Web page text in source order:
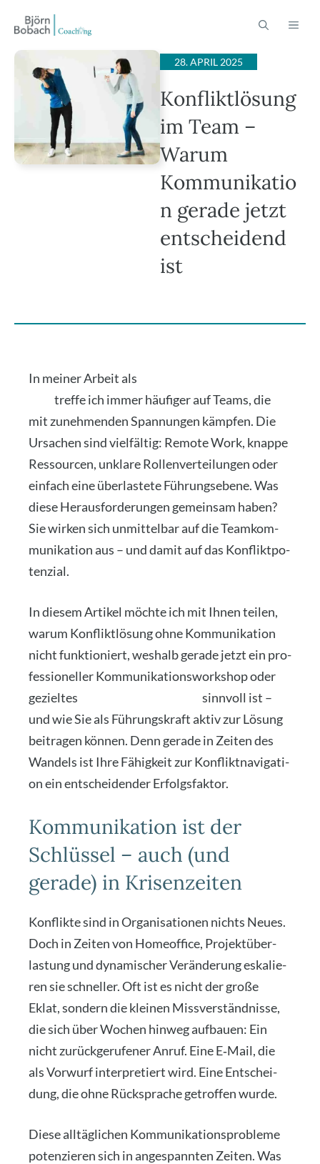
Inhalt
springen
28. APRIL 2025
Konfliktlösung
im Team –
Warum
Kommunikatio
n gerade jetzt
entscheidend
ist
In mei­ner Arbeit als
tref­fe ich immer häu­fi­ger auf Teams, die
mit zuneh­men­den Span­nun­gen kämp­fen. Die
Ursa­chen sind viel­fäl­tig: Remo­te Work, knap­pe
Res­sour­cen, unkla­re Rol­len­ver­tei­lun­gen oder
ein­fach eine über­las­te­te Füh­rungs­ebe­ne. Was
die­se Her­aus­for­de­run­gen gemein­sam haben?
Sie wir­ken sich unmit­tel­bar auf die Team­kom­
mu­ni­ka­ti­on aus – und damit auf das Kon­flikt­po­
ten­zi­al.
In die­sem Arti­kel möch­te ich mit Ihnen tei­len,
war­um Kon­flikt­lö­sung ohne Kom­mu­ni­ka­ti­on
nicht funk­tio­niert, wes­halb gera­de jetzt ein pro­
fes­sio­nel­ler Kom­mu­ni­ka­ti­ons­work­shop oder
geziel­tes
sinn­voll ist –
und wie Sie als Füh­rungs­kraft aktiv zur Lösung
bei­tra­gen kön­nen. Denn gera­de in Zei­ten des
Wan­dels ist Ihre Fähig­keit zur Kon­flikt­na­vi­ga­ti­
on ein ent­schei­den­der Erfolgs­fak­tor.
Kommunikation ist der
Schlüssel – auch (und
gerade) in Krisenzeiten
Kon­flik­te sind in Orga­ni­sa­tio­nen nichts Neu­es.
Doch in Zei­ten von Home­of­fice, Pro­jekt­über­
las­tung und dyna­mi­scher Ver­än­de­rung eska­lie­
ren sie schnel­ler. Oft ist es nicht der gro­ße
Eklat, son­dern die klei­nen Miss­ver­ständ­nis­se,
die sich über Wochen hin­weg auf­bau­en: Ein
nicht zurück­ge­ru­fe­ner Anruf. Eine E‑Mail, die
als Vor­wurf inter­pre­tiert wird. Eine Ent­schei­
dung, die ohne Rück­spra­che getrof­fen wur­de.
Die­se all­täg­li­chen Kom­mu­ni­ka­ti­ons­pro­ble­me
poten­zie­ren sich in ange­spann­ten Zei­ten. Was